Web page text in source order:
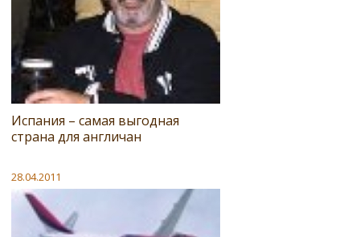
Испания – самая выгодная
страна для англичан
28.04.2011